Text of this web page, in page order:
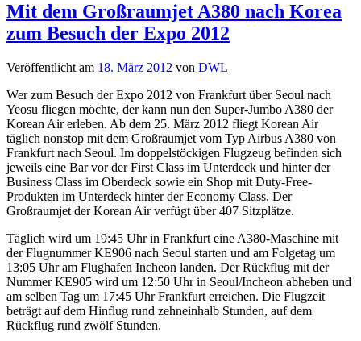
Mit dem Großraumjet A380 nach Korea
zum Besuch der Expo 2012
Veröffentlicht am 18. März 2012 von DWL
Wer zum Besuch der Expo 2012 von Frankfurt über Seoul nach
Yeosu fliegen möchte, der kann nun den Super-Jumbo A380 der
Korean Air erleben. Ab dem 25. März 2012 fliegt Korean Air
täglich nonstop mit dem Großraumjet vom Typ Airbus A380 von
Frankfurt nach Seoul. Im doppelstöckigen Flugzeug befinden sich
jeweils eine Bar vor der First Class im Unterdeck und hinter der
Business Class im Oberdeck sowie ein Shop mit Duty-Free-
Produkten im Unterdeck hinter der Economy Class. Der
Großraumjet der Korean Air verfügt über 407 Sitzplätze.
Täglich wird um 19:45 Uhr in Frankfurt eine A380-Maschine mit
der Flugnummer KE906 nach Seoul starten und am Folgetag um
13:05 Uhr am Flughafen Incheon landen. Der Rückflug mit der
Nummer KE905 wird um 12:50 Uhr in Seoul/Incheon abheben und
am selben Tag um 17:45 Uhr Frankfurt erreichen. Die Flugzeit
beträgt auf dem Hinflug rund zehneinhalb Stunden, auf dem
Rückflug rund zwölf Stunden.